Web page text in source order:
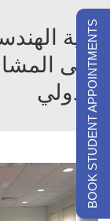
كلية
على
الدولي
BOOK STUDENT APPOINTMENTS